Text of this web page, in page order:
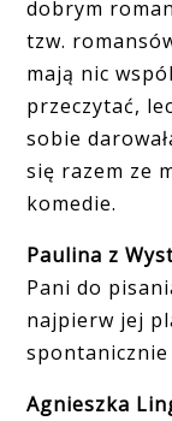
dobrym
tzw.
mają nic
przeczytać,
sobie
się razem ze
komedie.
Paulina z
Pani do
najpierw jej
spontanicznie
Agnieszka